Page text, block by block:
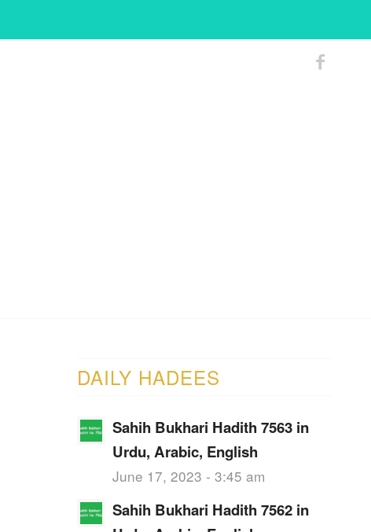
DAILY HADEES
Sahih Bukhari Hadith 7563 in
Urdu, Arabic, English
June 17, 2023 - 3:45 am
Sahih Bukhari Hadith 7562 in